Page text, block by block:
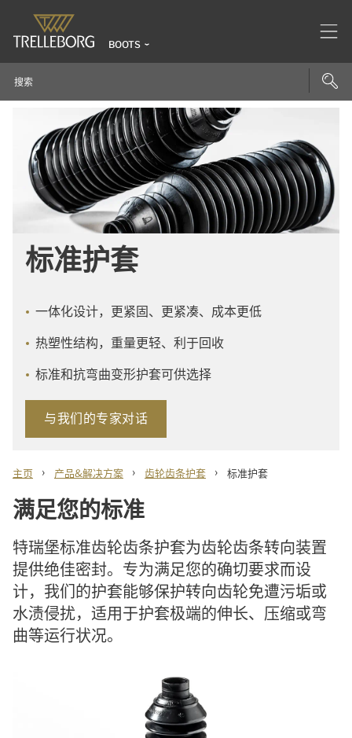
BOOTS
标准护套
一体化设计，更紧固、更紧凑、成本更低
热塑性结构，重量更轻、利于回收
标准和抗弯曲变形护套可供选择
与我们的专家对话
主页 › 产品&解决方案 › 齿轮齿条护套 › 标准护套
满足您的标准
特瑞堡标准齿轮齿条护套为齿轮齿条转向装置
提供绝佳密封。专为满足您的确切要求而设
计，我们的护套能够保护转向齿轮免遭污垢或
水渍侵扰，适用于护套极端的伸长、压缩或弯
曲等运行状况。